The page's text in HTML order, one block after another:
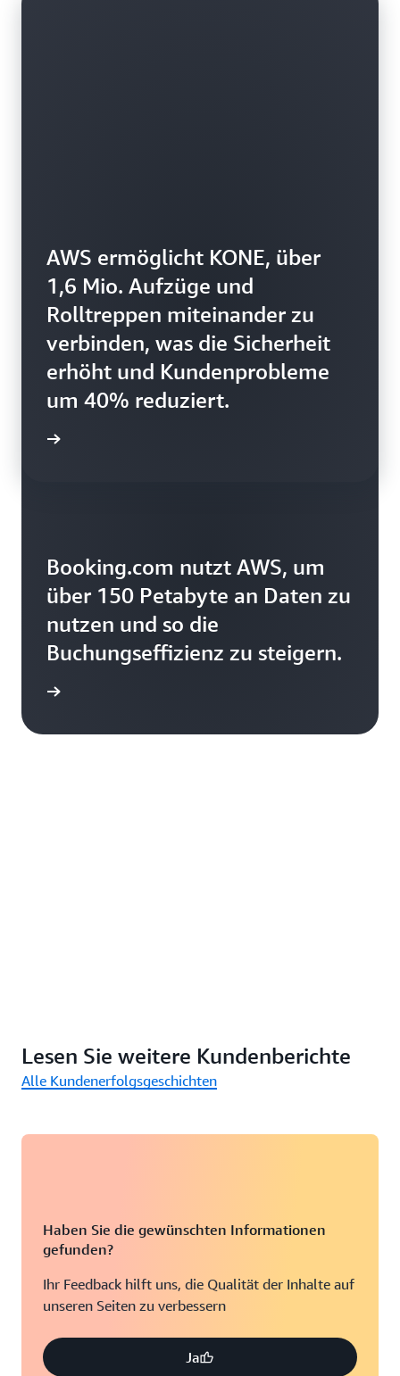
AWS ermöglicht KONE, über
1,6 Mio. Aufzüge und
Rolltreppen miteinander zu
verbinden, was die Sicherheit
erhöht und Kundenprobleme
um 40% reduziert.
Booking.com nutzt AWS, um
über 150 Petabyte an Daten zu
nutzen und so die
Buchungseffizienz zu steigern.
Lesen Sie weitere Kundenberichte
Alle Kundenerfolgsgeschichten
Haben Sie die gewünschten Informationen
gefunden?
Ihr Feedback hilft uns, die Qualität der Inhalte auf
unseren Seiten zu verbessern
Ja